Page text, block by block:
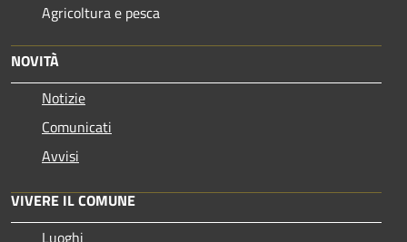
Agricoltura e pesca
NOVITÀ
Notizie
Comunicati
Avvisi
VIVERE IL COMUNE
Luoghi